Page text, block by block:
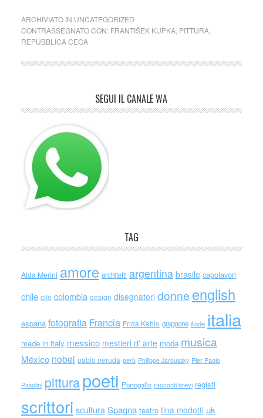
ARCHIVIATO IN:UNCATEGORIZED
CONTRASSEGNATO CON: FRANTIŠEK KUPKA, PITTURA,
REPUBBLICA CECA
SEGUI IL CANALE WA
TAG
Alda Merini amore architetti argentina brasile capolavori
chile cile colombia design disegnatori donne english
espana fotografia Francia Frida Kahlo giappone iliade italia
made in italy messico mestieri d' arte moda musica
México nobel pablo neruda perù Philippe Jaroussky Pier Paolo
Pasolini pitturapoeti Portogallo racconti brevi registi
scrittori scultura Spagna teatro tina modotti uk